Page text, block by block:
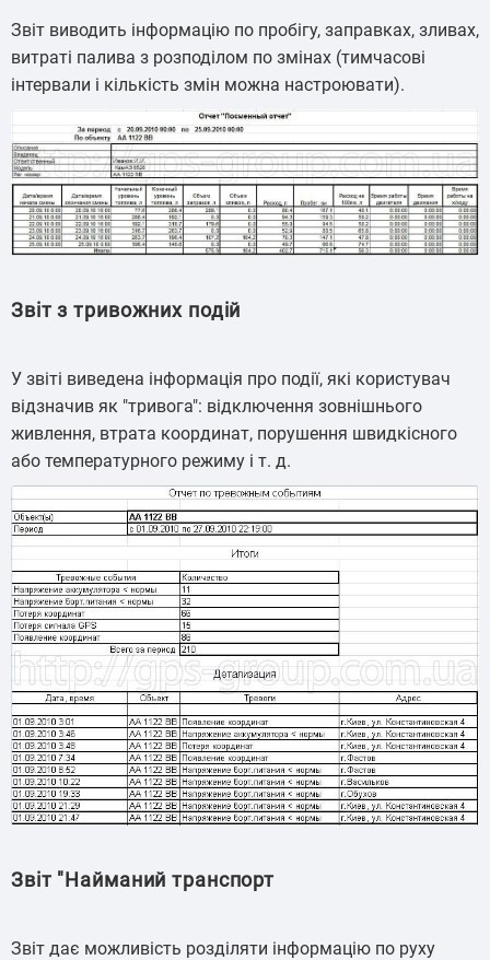
Звіт виводить інформацію по пробігу, заправках, зливах,
витраті палива з розподілом по змінах (тимчасові
інтервали і кількість змін можна настроювати).
Звіт з тривожних подій
У звіті виведена інформація про події, які користувач
відзначив як "тривога": відключення зовнішнього
живлення, втрата координат, порушення швидкісного
або температурного режиму і т. д.
Звіт "Найманий транспорт
Звіт дає можливість розділяти інформацію по руху